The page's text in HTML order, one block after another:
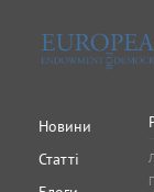
Новини
Статті